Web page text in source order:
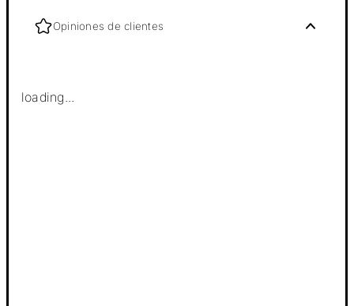
Opiniones de clientes
loading...